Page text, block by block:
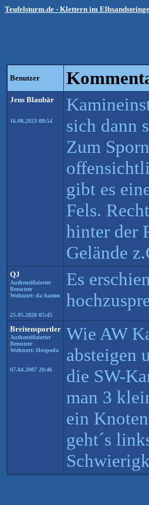
Teufelsturm.de - Klettern im
Benutzer
Jens Blaubär
16.08.2023 08:54
sich dann
Zum
gibt es
Fels.
hinter der
Gelände
QJ
Authentifizierter
Benutzer
Wohnort: da hamm
25.05.2020 05:45
Es
Breitensportler
Authentifizierter
Benutzer
Wohnort: Hospoda
07.04.2007 20:46
Wie AW
absteigen
die SW-
man 3
ein
geht´s